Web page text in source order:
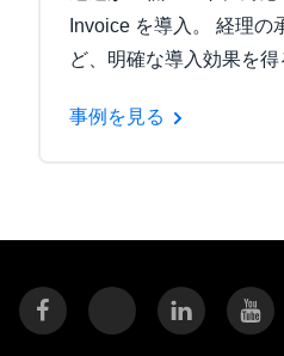
Invoice を導入。 経理の
ど、明確な導入効果を得
事例を見る